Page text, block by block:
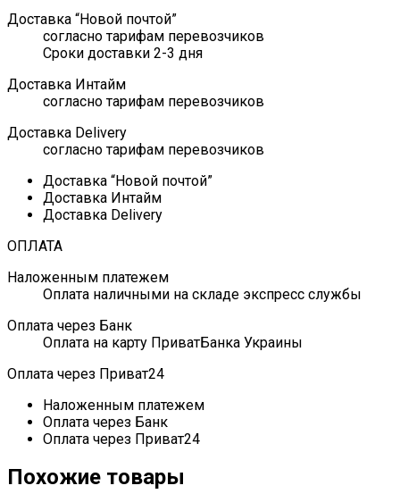
Доставка “Новой почтой”
согласно тарифам перевозчиков
Сроки доставки 2-3 дня
Доставка Интайм
согласно тарифам перевозчиков
Доставка Delivery
согласно тарифам перевозчиков
Доставка “Новой почтой”
Доставка Интайм
Доставка Delivery
ОПЛАТА
Наложенным платежем
Оплата наличными на складе экспресс службы
Оплата через Банк
Оплата на карту ПриватБанка Украины
Оплата через Приват24
Наложенным платежем
Оплата через Банк
Оплата через Приват24
Похожие товары